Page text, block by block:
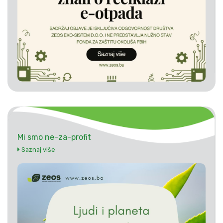
Mi smo ne-za-profit
Saznaj više